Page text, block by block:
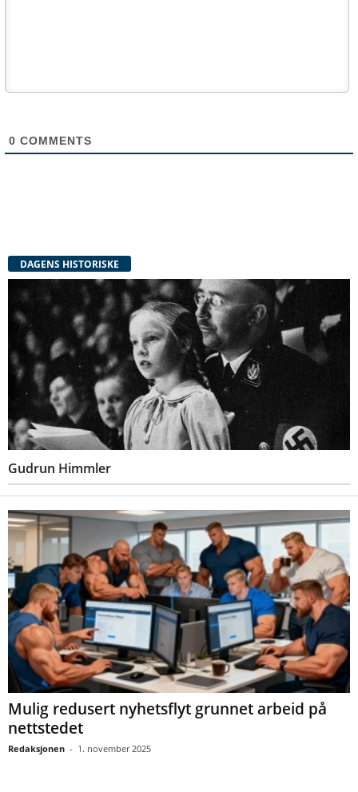
0 COMMENTS
DAGENS HISTORISKE
Gudrun Himmler
Mulig redusert nyhetsflyt grunnet arbeid på
nettstedet
Redaksjonen - 1. november 2025